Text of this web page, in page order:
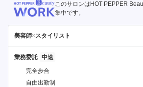
このサロンはHOT PEPPER
集中です。
美容師×スタイリスト
業務委託
完全歩合
自由出勤制